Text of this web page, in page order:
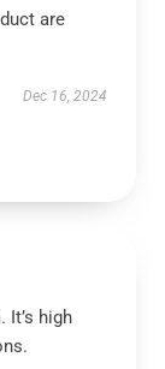
are
Dec 16, 2024
It’s high